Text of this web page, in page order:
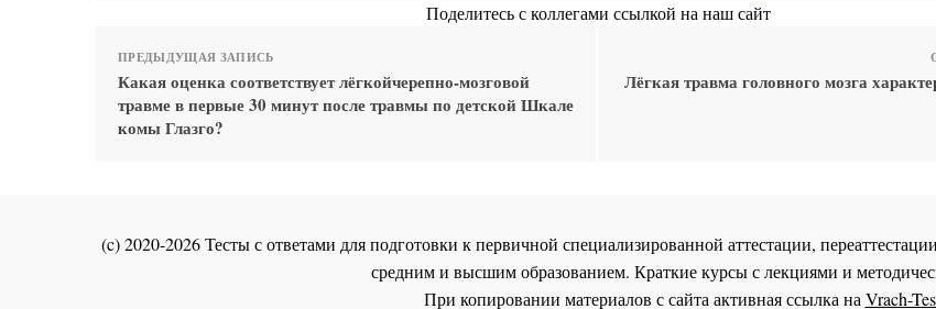
Поделитесь с коллегами ссылкой на наш сайт
ПРЕДЫДУЩАЯ ЗАПИСЬ
Какая оценка соответствует лёгкойчерепно-мозговой
травме в первые 30 минут после травмы по детской Шкале
комы Глазго?
Лёгкая травма головного мозга
(c) 2020-2026 Тесты с ответами для подготовки к первичной специализированной аттестации,
средним и высшим образованием. Краткие курсы с лекциями и
При копировании материалов с сайта активная ссылка наVrach-